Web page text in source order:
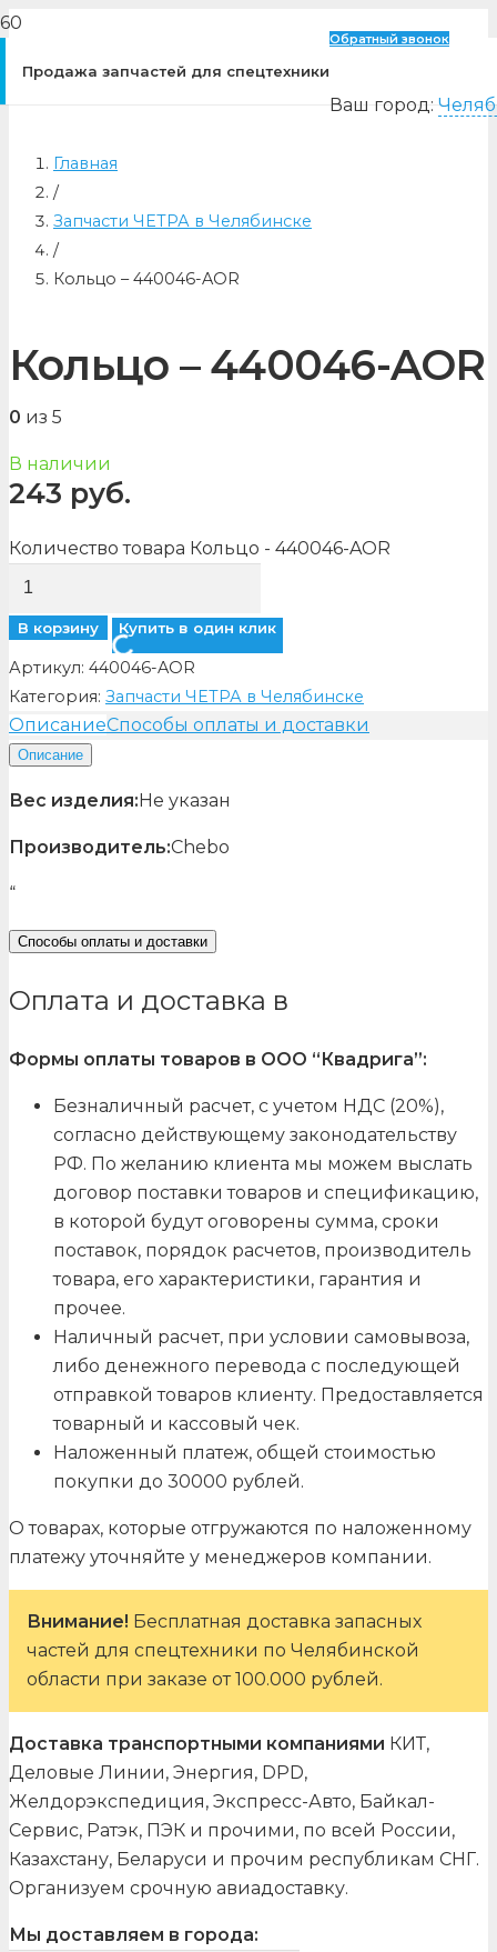
Продажа запчастей для спецтехники
Обратный звонок
Ваш город:
Главная
/
Запчасти ЧЕТРА в Челябинске
/
Кольцо – 440046-AOR
Кольцо – 440046-AOR
0 из 5
В наличии
243 руб.
Количество товара Кольцо - 440046-AOR
В корзину Купить в один клик
Артикул: 440046-AOR
Категория: Запчасти ЧЕТРА в Челябинске
ОписаниеСпособы оплаты и доставки
Описание
Вес изделия:Не указан
Производитель:Chebo
“
Способы оплаты и доставки
Оплата и доставка в
Формы оплаты товаров в ООО “Квадрига”:
Безналичный расчет, с учетом НДС (20%),
согласно действующему законодательству
РФ. По желанию клиента мы можем выслать
договор поставки товаров и спецификацию,
в которой будут оговорены сумма, сроки
поставок, порядок расчетов, производитель
товара, его характеристики, гарантия и
прочее.
Наличный расчет, при условии самовывоза,
либо денежного перевода с последующей
отправкой товаров клиенту. Предоставляется
товарный и кассовый чек.
Наложенный платеж, общей стоимостью
покупки до 30000 рублей.
О товарах, которые отгружаются по наложенному
платежу уточняйте у менеджеров компании.
Внимание! Бесплатная доставка запасных
частей для спецтехники по Челябинской
области при заказе от 100.000 рублей.
Доставка транспортными компаниями КИТ,
Деловые Линии, Энергия, DPD,
Желдорэкспедиция, Экспресс-Авто, Байкал-
Сервис, Ратэк, ПЭК и прочими, по всей России,
Казахстану, Беларуси и прочим республикам СНГ.
Организуем срочную авиадоставку.
Мы доставляем в города: